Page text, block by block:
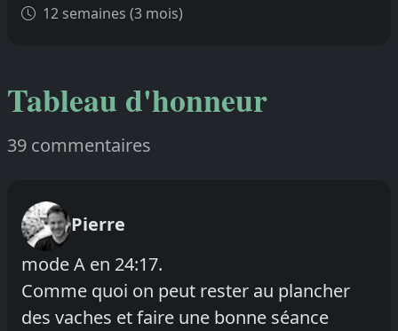
12 semaines (3 mois)
Tableau d'honneur
39 commentaires
Pierre
mode A en 24:17.
Comme quoi on peut rester au plancher
des vaches et faire une bonne séance